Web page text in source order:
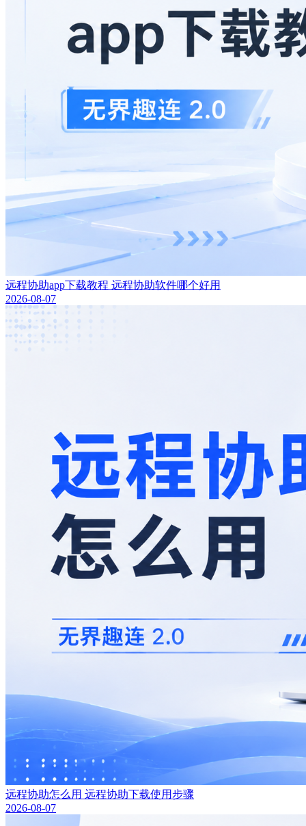
远程协助app下载教程 远程协助软件哪个好用
2026-08-07
远程协助怎么用 远程协助下载使用步骤
2026-08-07